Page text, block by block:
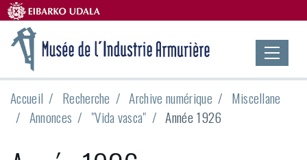
Accueil Recherche Archive numérique
Miscellane
Annonces
"Vida vasca" Année 1926